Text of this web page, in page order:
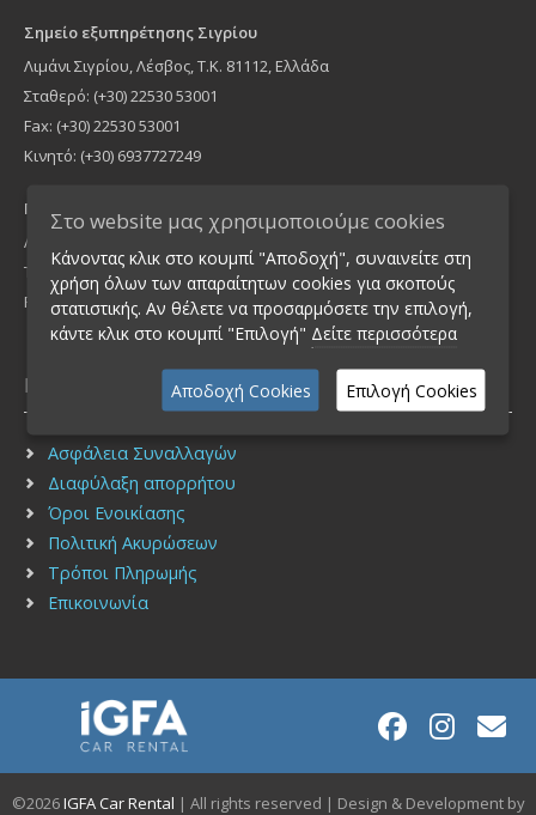
Σημείο εξυπηρέτησης Σιγρίου
Λιμάνι Σιγρίου, Λέσβος, Τ.Κ. 81112, Ελλάδα
Σταθερό: (+30) 22530 53001
Fax: (+30) 22530 53001
Κινητό: (+30) 6937727249
Γραφείο Αθήνας
Λήμνου 16, Νέα Ιωνία Τ.Κ 14235, Ελλάδα
Τηλέφωνο: (+30) 210 2755900
FAX: (+30) 210 2751940
Πληροφορίες
Ασφάλεια Συναλλαγών
Διαφύλαξη απορρήτου
Όροι Ενοικίασης
Πολιτική Ακυρώσεων
Τρόποι Πληρωμής
Επικοινωνία
©2026IGFA Car Rental | All rights reserved | Design & Development by
Στο website μας χρησιμοποιούμε cookies
Κάνοντας κλικ στο κουμπί "Αποδοχή", συναινείτε στη
χρήση όλων των απαραίτητων cookies για σκοπούς
στατιστικής. Αν θέλετε να προσαρμόσετε την επιλογή,
κάντε κλικ στο κουμπί "Επιλογή" Δείτε περισσότερα
Αποδοχή Cookies Επιλογή Cookies